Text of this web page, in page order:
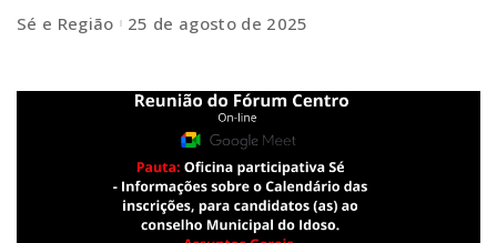
Sé e Região 25 de agosto de 2025